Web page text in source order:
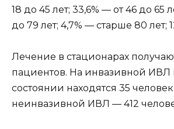
18 до 45 лет; 33,6% — от 46 до 65
до 79 лет; 4,7% — старше 80 лет;
Лечение в стационарах
пациентов. На инвазивной ИВЛ
состоянии находятся 35
неинвазивной ИВЛ — 412